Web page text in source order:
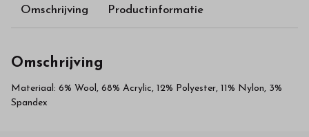
Omschrijving Productinformatie
Omschrijving
Materiaal: 6% Wool, 68% Acrylic, 12% Polyester, 11% Nylon, 3%
Spandex